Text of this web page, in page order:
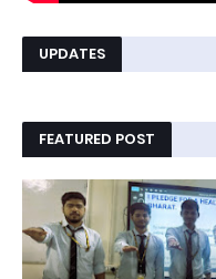
UPDATES
FEATURED POST